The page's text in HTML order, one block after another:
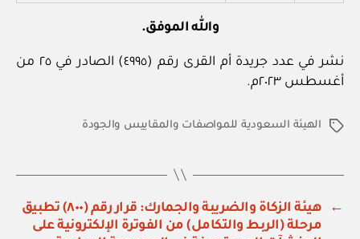
والله الموفق.
نشر في عدد جريدة أم القرى رقم (٤٩٩٥) الصادر في ٢٥ من
أغسطس ٢٠٢٣م.
الوسومالهيئة السعودية للمواصفات والمقاييس والجودة
←
هيئة الزكاة والضريبة والجمارك: قرار رقم (٨٠٠) تطبيق
مرحلة (الربط والتكامل) من الفوترة الإلكترونية على